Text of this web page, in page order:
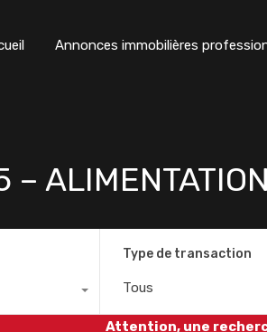
Annonces immobilières
–
Type de transaction
Tous
Attention, une